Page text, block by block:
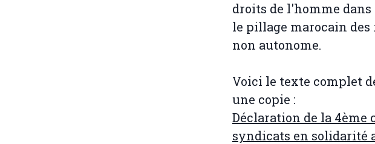
droits de l'homme dans
le pillage marocain
non autonome.
Voici le texte complet
une copie :
Déclaration de la
syndicats en solidarité